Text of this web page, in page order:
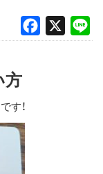
Facebook
方
す！